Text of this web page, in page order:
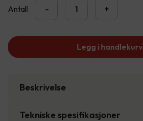
Antall - +
Legg i handlekurv
Beskrivelse
Tekniske spesifikasjoner